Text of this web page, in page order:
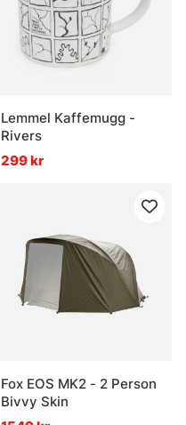
Lemmel Kaffemugg -
Rivers
299 kr
Fox EOS MK2 - 2 Person
Bivvy Skin